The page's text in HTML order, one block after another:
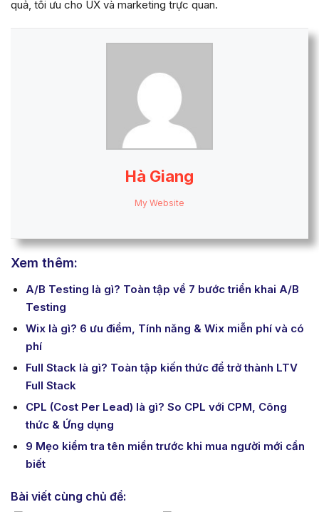
quả, tối ưu cho UX và marketing trực quan.
Hà Giang
My Website
Xem thêm:
A/B Testing là gì? Toàn tập về 7 bước triển khai A/B
Testing
Wix là gì? 6 ưu điểm, Tính năng & Wix miễn phí và có
phí
Full Stack là gì? Toàn tập kiến thức để trở thành LTV
Full Stack
CPL (Cost Per Lead) là gì? So CPL với CPM, Công
thức & Ứng dụng
9 Mẹo kiểm tra tên miền trước khi mua người mới cần
biết
Bài viết cùng chủ đề: